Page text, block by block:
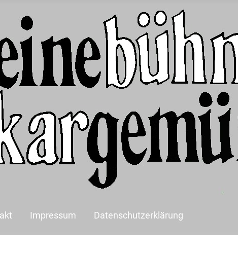
Impressum Datenschutzerklärung